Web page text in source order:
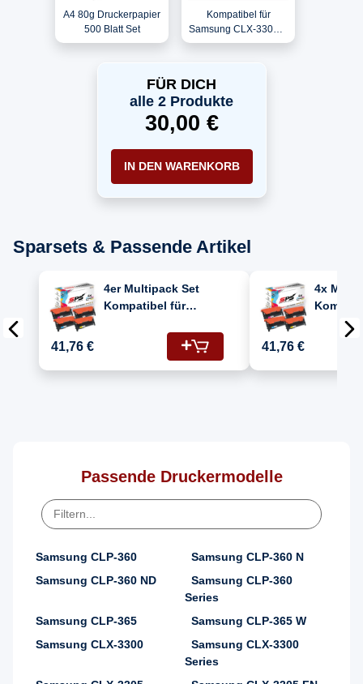
A4 80g Druckerpapier
500 Blatt Set
Kompatibel für
Samsung CLX-3305W
/ CLT-M406S/ELS /
FÜR DICH
alle 2 Produkte
30,00 €
IN DEN WARENKORB
Sparsets & Passende Artikel
4er Multipack Set
Kompatibel für
Drucker Toners
Samsung K406 CLT-
K406S Schwarz, C406
41,76 €
4x
(CLT-
CLT-
41,76 €
Passende Druckermodelle
Samsung CLP-360
Samsung CLP-360 N
Samsung CLP-360 ND
Samsung CLP-360
Series
Samsung CLP-365
Samsung CLP-365 W
Samsung CLX-3300
Samsung CLX-3300
Series